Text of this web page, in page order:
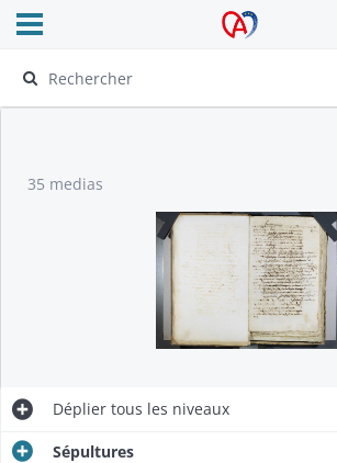
Archives Alsace - Colmar
Ouvrir le menu déroulant
35 medias
Déplier tous les niveaux
Sépultures